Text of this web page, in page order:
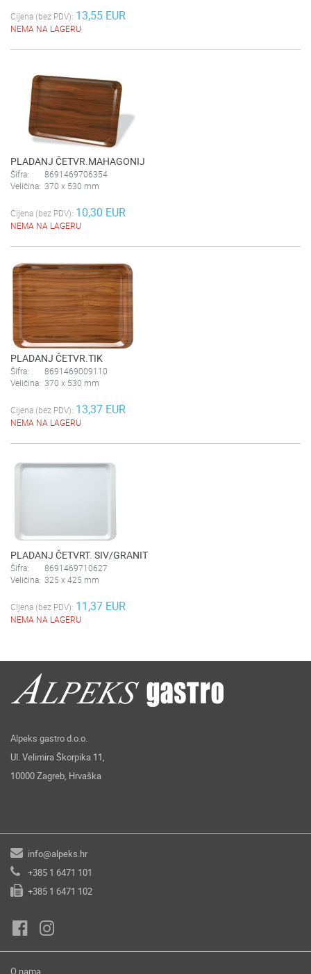
Cijena (bez PDV): 13,55 EUR
NEMA NA LAGERU
PLADANJ ČETVR.MAHAGONIJ
Šifra:
8691469706354
Veličina: 370 x 530 mm
Cijena (bez PDV): 10,30 EUR
NEMA NA LAGERU
PLADANJ ČETVR.TIK
Šifra:
8691469009110
Veličina: 370 x 530 mm
Cijena (bez PDV): 13,37 EUR
NEMA NA LAGERU
PLADANJ ČETVRT. SIV/GRANIT
Šifra:
8691469710627
Veličina: 325 x 425 mm
Cijena (bez PDV): 11,37 EUR
NEMA NA LAGERU
Alpeks gastro d.o.o.
Ul. Velimira Škorpika 11,
10000 Zagreb, Hrvaška
info@alpeks.hr
+385 1 6471 101
+385 1 6471 102
O nama